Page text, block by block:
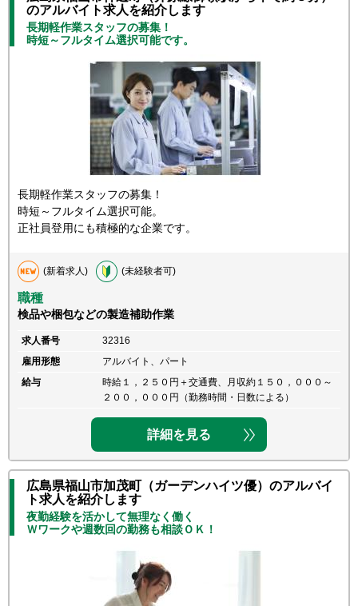
のアルバイト求人を紹介します
長期軽作業スタッフの募集！
時短～フルタイム選択可能です。
長期軽作業スタッフの募集！
時短～フルタイム選択可能。
正社員登用にも積極的な企業です。
(新着求人) (未経験者可)
職種
検品や梱包などの製造補助作業
求人番号
32316
雇用形態
アルバイト、パート
給与
時給１，２５０円＋交通費、月収約１５０，０００～
２００，０００円（勤務時間・日数による）
詳細を見る
広島県福山市加茂町（ガーデンハイツ優）のアルバイ
ト求人を紹介します
夜勤経験を活かして無理なく働く
Ｗワークや週数回の勤務も相談ＯＫ！